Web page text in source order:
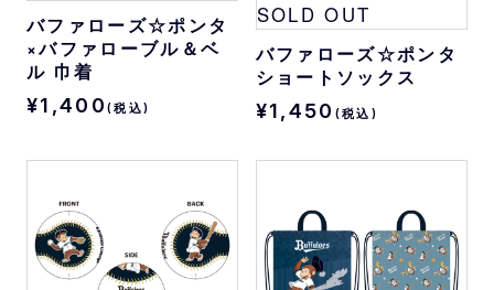
バファローズ☆ポンタ
×バファローブル＆ベ
ル 巾着
¥1,400 (税込)
SOLD OUT
バファローズ☆ポンタ
ショートソックス
¥1,450 (税込)